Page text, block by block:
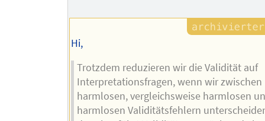
Autors
Hi,
Trotzdem reduzieren wir die Validität auf
Interpretationsfragen, wenn wir zwischen
harmlosen, vergleichsweise harmlosen
harmlosen Validitätsfehlern